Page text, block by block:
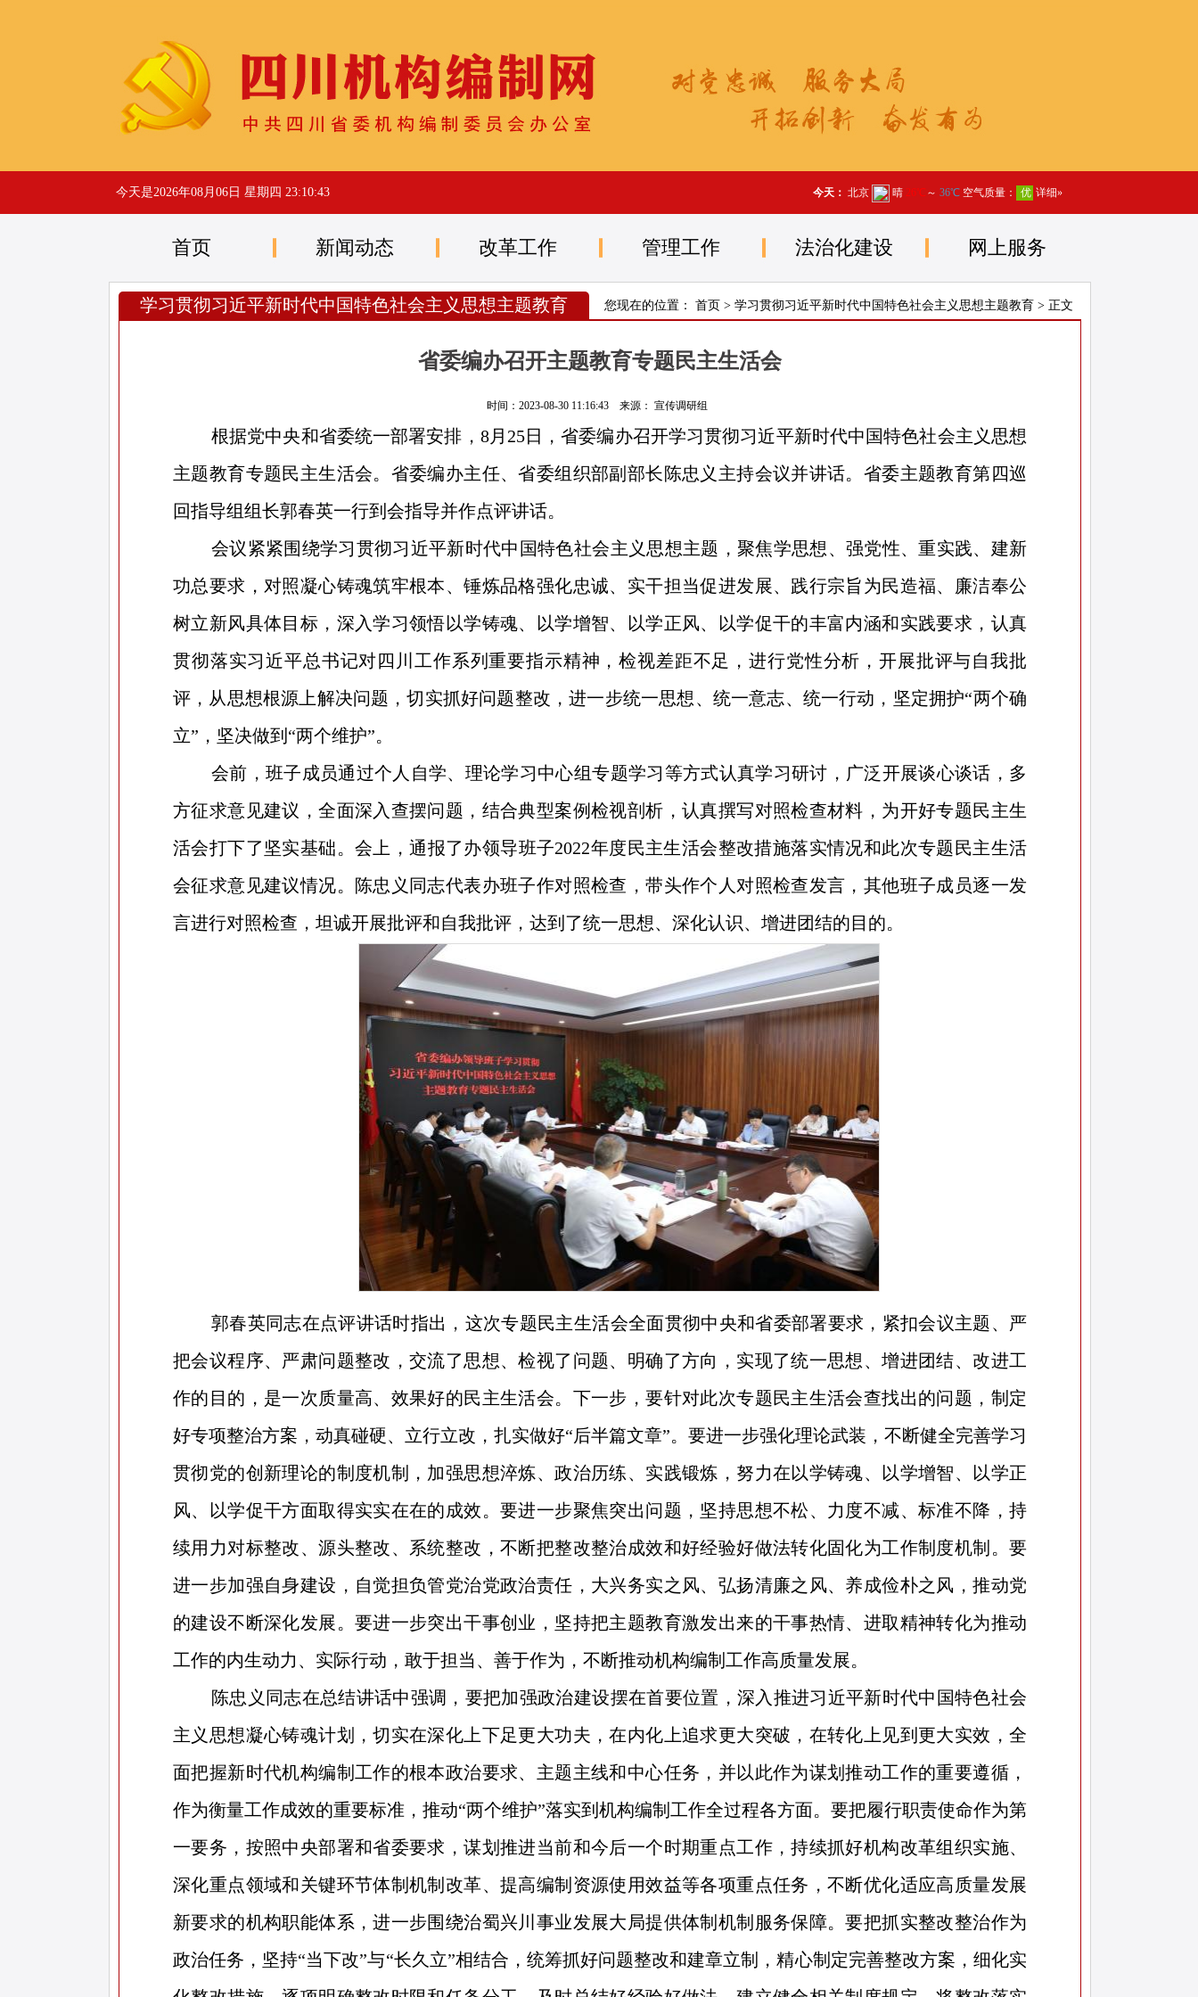
今天是2026年08月06日 星期四 23:10:44
首页 新闻动态 改革工作 管理工作 法治化建设 网上服务
学习贯彻习近平新时代中国特色社会主义思想主题教育 您现在的位置： 首页 > 学习贯彻习近平新时代中国特色社会主义思想主题教育 > 正文
省委编办召开主题教育专题民主生活会
时间：2023-08-30 11:16:43 来源： 宣传调研组
根据党中央和省委统一部署安排，8月25日，省委编办召开学习贯彻习近平新时代中国特色社会主义思想
主题教育专题民主生活会。省委编办主任、省委组织部副部长陈忠义主持会议并讲话。省委主题教育第四巡
回指导组组长郭春英一行到会指导并作点评讲话。
会议紧紧围绕学习贯彻习近平新时代中国特色社会主义思想主题，聚焦学思想、强党性、重实践、建新
功总要求，对照凝心铸魂筑牢根本、锤炼品格强化忠诚、实干担当促进发展、践行宗旨为民造福、廉洁奉公
树立新风具体目标，深入学习领悟以学铸魂、以学增智、以学正风、以学促干的丰富内涵和实践要求，认真
贯彻落实习近平总书记对四川工作系列重要指示精神，检视差距不足，进行党性分析，开展批评与自我批
评，从思想根源上解决问题，切实抓好问题整改，进一步统一思想、统一意志、统一行动，坚定拥护“两个确
立”，坚决做到“两个维护”。
会前，班子成员通过个人自学、理论学习中心组专题学习等方式认真学习研讨，广泛开展谈心谈话，多
方征求意见建议，全面深入查摆问题，结合典型案例检视剖析，认真撰写对照检查材料，为开好专题民主生
活会打下了坚实基础。会上，通报了办领导班子2022年度民主生活会整改措施落实情况和此次专题民主生活
会征求意见建议情况。陈忠义同志代表办班子作对照检查，带头作个人对照检查发言，其他班子成员逐一发
言进行对照检查，坦诚开展批评和自我批评，达到了统一思想、深化认识、增进团结的目的。
郭春英同志在点评讲话时指出，这次专题民主生活会全面贯彻中央和省委部署要求，紧扣会议主题、严
把会议程序、严肃问题整改，交流了思想、检视了问题、明确了方向，实现了统一思想、增进团结、改进工
作的目的，是一次质量高、效果好的民主生活会。下一步，要针对此次专题民主生活会查找出的问题，制定
好专项整治方案，动真碰硬、立行立改，扎实做好“后半篇文章”。要进一步强化理论武装，不断健全完善学习
贯彻党的创新理论的制度机制，加强思想淬炼、政治历练、实践锻炼，努力在以学铸魂、以学增智、以学正
风、以学促干方面取得实实在在的成效。要进一步聚焦突出问题，坚持思想不松、力度不减、标准不降，持
续用力对标整改、源头整改、系统整改，不断把整改整治成效和好经验好做法转化固化为工作制度机制。要
进一步加强自身建设，自觉担负管党治党政治责任，大兴务实之风、弘扬清廉之风、养成俭朴之风，推动党
的建设不断深化发展。要进一步突出干事创业，坚持把主题教育激发出来的干事热情、进取精神转化为推动
工作的内生动力、实际行动，敢于担当、善于作为，不断推动机构编制工作高质量发展。
陈忠义同志在总结讲话中强调，要把加强政治建设摆在首要位置，深入推进习近平新时代中国特色社会
主义思想凝心铸魂计划，切实在深化上下足更大功夫，在内化上追求更大突破，在转化上见到更大实效，全
面把握新时代机构编制工作的根本政治要求、主题主线和中心任务，并以此作为谋划推动工作的重要遵循，
作为衡量工作成效的重要标准，推动“两个维护”落实到机构编制工作全过程各方面。要把履行职责使命作为第
一要务，按照中央部署和省委要求，谋划推进当前和今后一个时期重点工作，持续抓好机构改革组织实施、
深化重点领域和关键环节体制机制改革、提高编制资源使用效益等各项重点任务，不断优化适应高质量发展
新要求的机构职能体系，进一步围绕治蜀兴川事业发展大局提供体制机制服务保障。要把抓实整改整治作为
政治任务，坚持“当下改”与“长久立”相结合，统筹抓好问题整改和建章立制，精心制定完善整改方案，细化实